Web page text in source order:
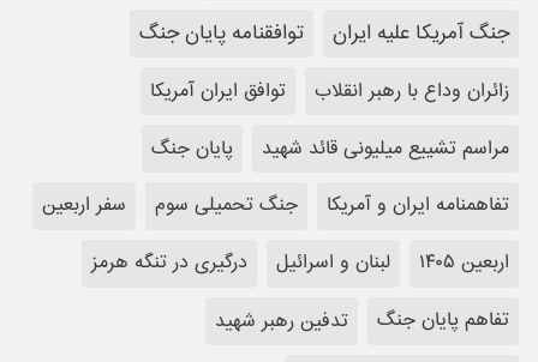
اربعین ۱۴۰۵
تدفین رهبر شهید
زائران وداع با رهبر انقلاب
مراسم تشییع میلیونی قائد شهید
تفاهمنامه ایران و آمریکا
تفاهم پایان جنگ
توافق ایران آمریکا
توافقنامه پایان جنگ
درگیری در تنگه هرمز
سفر اربعین
جنگ آمریکا علیه ایران
پایان جنگ
لبنان و اسرائیل
جنگ تحمیلی سوم